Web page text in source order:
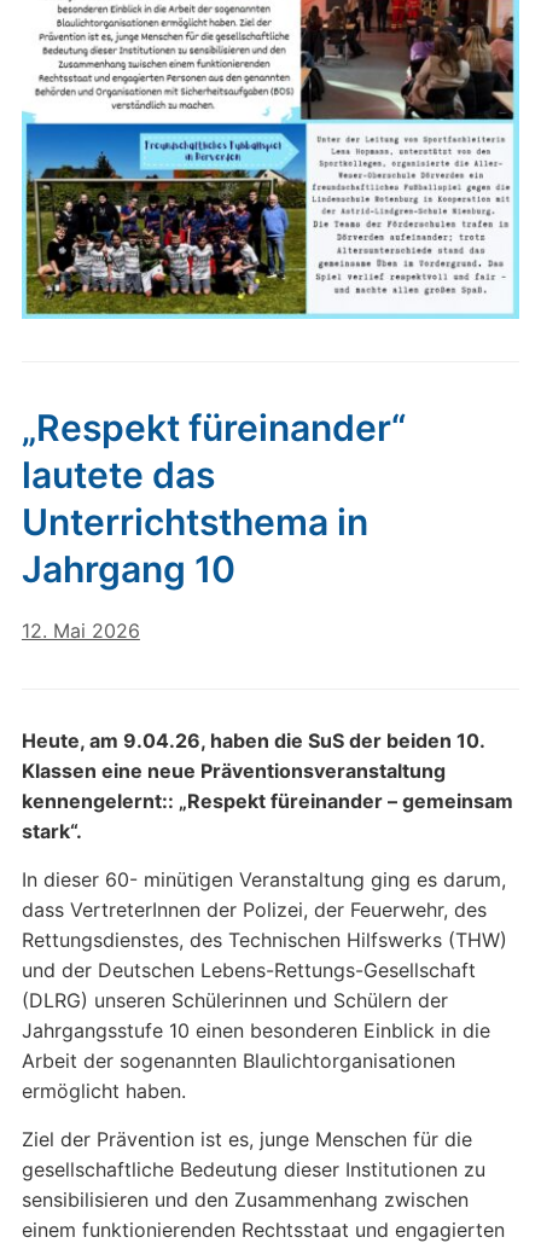
„Respekt füreinander“
lautete das
Unterrichtsthema in
Jahrgang 10
12. Mai 2026
Heute, am 9.04.26, haben die SuS der beiden 10.
Klassen eine neue Präventionsveranstaltung
kennengelernt:: „Respekt füreinander – gemeinsam
stark“.
In dieser 60- minütigen Veranstaltung ging es darum,
dass VertreterInnen der Polizei, der Feuerwehr, des
Rettungsdienstes, des Technischen Hilfswerks (THW)
und der Deutschen Lebens-Rettungs-Gesellschaft
(DLRG) unseren Schülerinnen und Schülern der
Jahrgangsstufe 10 einen besonderen Einblick in die
Arbeit der sogenannten Blaulichtorganisationen
ermöglicht haben.
Ziel der Prävention ist es, junge Menschen für die
gesellschaftliche Bedeutung dieser Institutionen zu
sensibilisieren und den Zusammenhang zwischen
einem funktionierenden Rechtsstaat und engagierten